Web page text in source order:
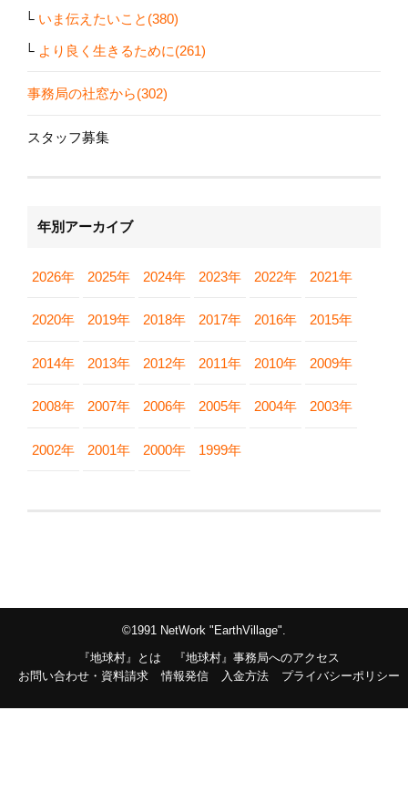
いま伝えたいこと(380)
より良く生きるために(261)
事務局の社窓から(302)
スタッフ募集
年別アーカイブ
2026年 2025年 2024年 2023年 2022年 2021年
2020年 2019年 2018年 2017年 2016年 2015年
2014年 2013年 2012年 2011年 2010年 2009年
2008年 2007年 2006年 2005年 2004年 2003年
2002年 2001年 2000年 1999年
©1991 NetWork "EarthVillage".
『地球村』とは
『地球村』事務局へのアクセス
お問い合わせ・資料請求
情報発信 入金方法 プライバシーポリシー